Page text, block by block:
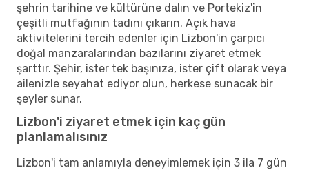
şehrin tarihine ve kültürüne dalın ve Portekiz'in
çeşitli mutfağının tadını çıkarın. Açık hava
aktivitelerini tercih edenler için Lizbon'in çarpıcı
doğal manzaralarından bazılarını ziyaret etmek
şarttır. Şehir, ister tek başınıza, ister çift olarak veya
ailenizle seyahat ediyor olun, herkese sunacak bir
şeyler sunar.
Lizbon'i ziyaret etmek için kaç gün
planlamalısınız
Lizbon'i tam anlamıyla deneyimlemek için 3 ila 7 gün